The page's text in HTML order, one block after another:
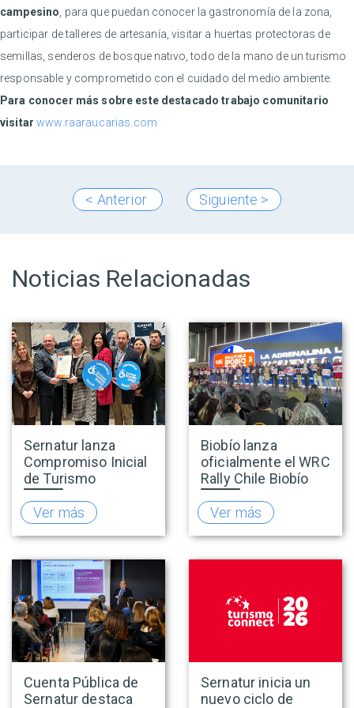
campesino , para que puedan conocer la gastronomía de la zona,
participar de talleres de artesanía, visitar a huertas protectoras de
semillas, senderos de bosque nativo, todo de la mano de un turismo
responsable y comprometido con el cuidado del medio ambiente.
Para conocer más sobre este destacado trabajo comunitario
visitar www.raaraucarias.com
< Anterior Siguiente >
Noticias Relacionadas
Sernatur lanza
Compromiso Inicial
de Turismo
Accesible para
promover una
oferta turística más
inclusiva
Ver más
Biobío lanza
oficialmente el WRC
Rally Chile Biobío
2026 con 141
empresas
adheridas al Sello
Rally
Ver más
Cuenta Pública de
Sernatur destaca
Sernatur inicia un
nuevo ciclo de